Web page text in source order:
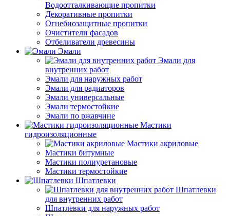
Водоотталкивающие пропитки
Декоративные пропитки
Огнебиозащитные пропитки
Очистители фасадов
Отбеливатели древесины
Эмали
Эмали для
внутренних работ
Эмали для наружных работ
Эмали для радиаторов
Эмали универсальные
Эмали термостойкие
Эмали по ржавчине
Мастики
гидроизоляционные
Мастики акриловые
Мастики битумные
Мастики полиуретановые
Мастики термостойкие
Шпатлевки
Шпатлевки
для внутренних работ
Шпатлевки для наружных работ